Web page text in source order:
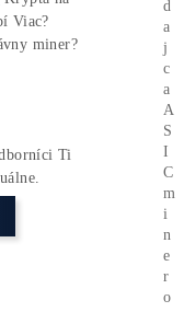
mali ochotne
takýchto